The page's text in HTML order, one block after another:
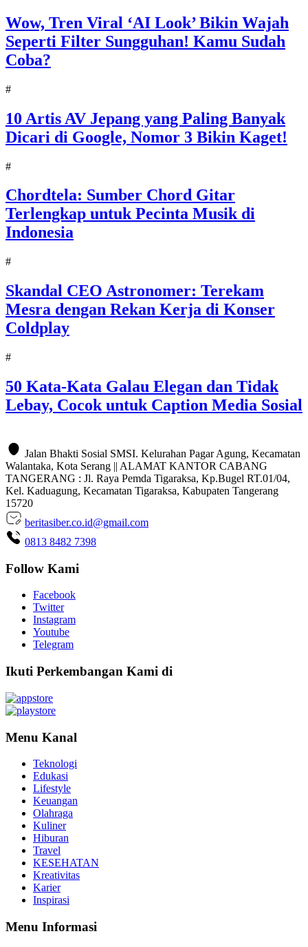
Wow, Tren Viral ‘AI Look’ Bikin Wajah
Seperti Filter Sungguhan! Kamu Sudah
Coba?
#
10 Artis AV Jepang yang Paling Banyak
Dicari di Google, Nomor 3 Bikin Kaget!
#
Chordtela: Sumber Chord Gitar
Terlengkap untuk Pecinta Musik di
Indonesia
#
Skandal CEO Astronomer: Terekam
Mesra dengan Rekan Kerja di Konser
Coldplay
#
50 Kata-Kata Galau Elegan dan Tidak
Lebay, Cocok untuk Caption Media Sosial
Jalan Bhakti Sosial SMSI. Kelurahan Pagar Agung, Kecamatan
Walantaka, Kota Serang || ALAMAT KANTOR CABANG
TANGERANG : Jl. Raya Pemda Tigaraksa, Kp.Bugel RT.01/04,
Kel. Kaduagung, Kecamatan Tigaraksa, Kabupaten Tangerang
15720
beritasiber.co.id@gmail.com
0813 8482 7398
Follow Kami
Facebook
Twitter
Instagram
Youtube
Telegram
Ikuti Perkembangan Kami di
Menu Kanal
Teknologi
Edukasi
Lifestyle
Keuangan
Olahraga
Kuliner
Hiburan
Travel
KESEHATAN
Kreativitas
Karier
Inspirasi
Menu Informasi